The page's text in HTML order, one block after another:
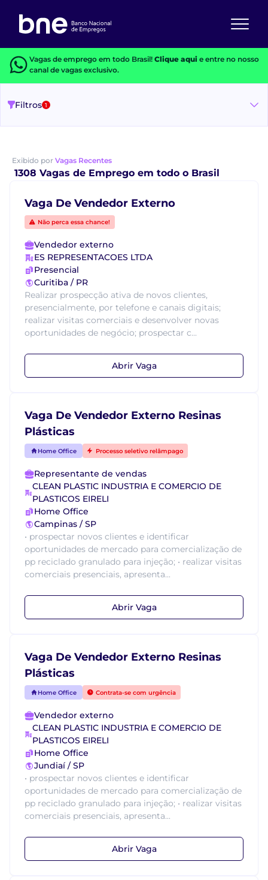
Vagas de emprego em todo Brasil! Clique aquie entre no nosso
canal de vagas exclusivo.
Filtros 1
Exibido por Vagas Recentes
1308 Vagas de Emprego em todo o Brasil
Vaga De Vendedor Externo
Não perca essa chance!
Vendedor externo
ES REPRESENTACOES LTDA
Presencial
Curitiba / PR
Realizar prospecção ativa de novos clientes,
presencialmente, por telefone e canais digitais;
realizar visitas comerciais e desenvolver novas
oportunidades de negócio; prospectar c...
Abrir Vaga
Vaga De Vendedor Externo Resinas
Plásticas
Home Office Processo seletivo relâmpago
Representante de vendas
CLEAN PLASTIC INDUSTRIA E COMERCIO DE
PLASTICOS EIRELI
Home Office
Campinas / SP
• prospectar novos clientes e identificar
oportunidades de mercado para comercialização de
pp reciclado granulado para injeção; • realizar visitas
comerciais presenciais, apresenta...
Abrir Vaga
Vaga De Vendedor Externo Resinas
Plásticas
Home Office Contrata-se com urgência
Vendedor externo
CLEAN PLASTIC INDUSTRIA E COMERCIO DE
PLASTICOS EIRELI
Home Office
Jundiaí / SP
• prospectar novos clientes e identificar
oportunidades de mercado para comercialização de
pp reciclado granulado para injeção; • realizar visitas
comerciais presenciais, apresenta...
Abrir Vaga